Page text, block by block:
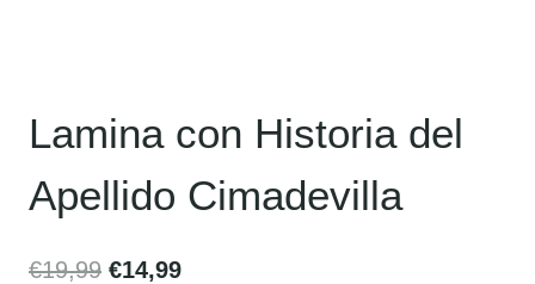
Lamina con Historia del
Apellido Cimadevilla
€19,99 €14,99